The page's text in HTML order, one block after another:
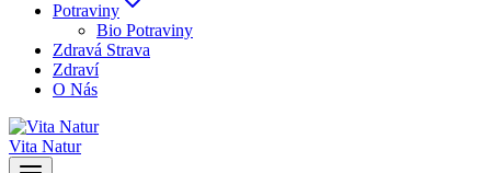
Potraviny
Bio Potraviny
Zdravá Strava
Zdraví
O Nás
Vita Natur